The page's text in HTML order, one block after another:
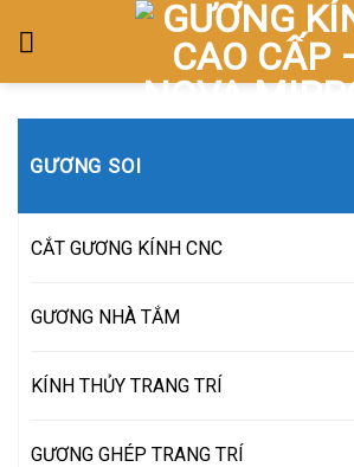
GƯƠNG SOI
CẮT GƯƠNG KÍNH CNC
GƯƠNG NHÀ TẮM
KÍNH THỦY TRANG TRÍ
GƯƠNG GHÉP TRANG TRÍ